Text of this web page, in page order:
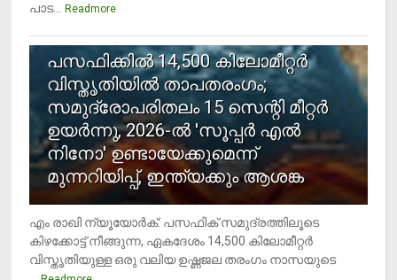
പാട...
Readmore
പസഫിക്കില്‍ 14,500 കിലോമീറ്റര്‍
വിസ്തൃതിയില്‍ താപതരംഗം;
സമുദ്രോപരിതലം 15 സെന്റി മീറ്റര്‍
ഉയര്‍ന്നു, 2026-ല്‍ 'സൂപ്പര്‍ എല്‍
നിനോ' ഉണ്ടായേക്കുമെന്ന്
മുന്നറിയിപ്പ്, ഇന്ത്യക്കും ആശങ്ക
എം രാഖി ന്യൂയോര്‍ക്: പസഫിക് സമുദ്രത്തിലൂടെ
കിഴക്കോട്ട് നീങ്ങുന്ന, ഏകദേശം 14,500 കിലോമീറ്റര്‍
വിസ്തൃതിയുള്ള ഒരു വലിയ ഉഷ്ണജല തരംഗം നാസയുടെ